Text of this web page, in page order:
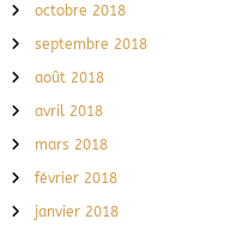
octobre 2018
septembre 2018
août 2018
avril 2018
mars 2018
février 2018
janvier 2018